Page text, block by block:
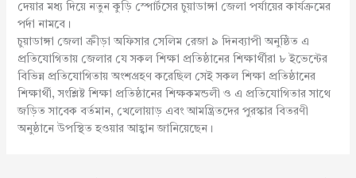
দেয়ার মধ্য দিয়ে নতুন কুড়ি স্পোর্টসের চুয়াডাঙ্গা জেলা পর্যায়ের কার্যক্রমের
পর্দা নামবে।
চুয়াডাঙ্গা জেলা ক্রীড়া অফিসার সেলিম রেজা ৯ দিনব্যাপী অনুষ্ঠিত এ
প্রতিযোগিতায় জেলার যে সকল শিক্ষা প্রতিষ্ঠানের শিক্ষার্থীরা ৮ ইভেন্টের
বিভিন্ন প্রতিযোগিতায় অংশগ্রহণ করেছিল সেই সকল শিক্ষা প্রতিষ্ঠানের
শিক্ষার্থী, সংশ্লিষ্ট শিক্ষা প্রতিষ্ঠানের শিক্ষকমন্ডলী ও এ প্রতিযোগিতার সাথে
জড়িত সাবেক বর্তমান, খেলোয়াড় এবং আমন্ত্রিতদের পুরস্কার বিতরণী
অনুষ্ঠানে উপস্থিত হওয়ার আহ্বান জানিয়েছেন।